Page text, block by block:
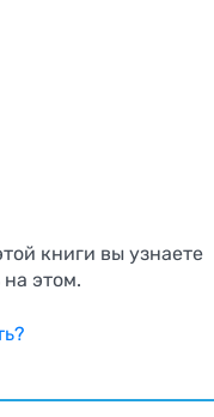
книги вы узнаете
этом.